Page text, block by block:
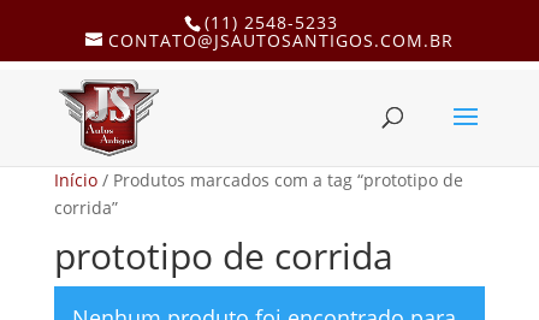
(11) 2548-5233
CONTATO@JSAUTOSANTIGOS.COM.BR
Início/ Produtos marcados com a tag “prototipo de
corrida”
prototipo de corrida